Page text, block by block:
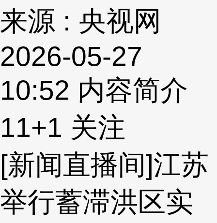
来源 : 央视网
2026-05-27
10:52 内容简介
11+1 关注
[新闻直播间]江苏
举行蓄滞洪区实